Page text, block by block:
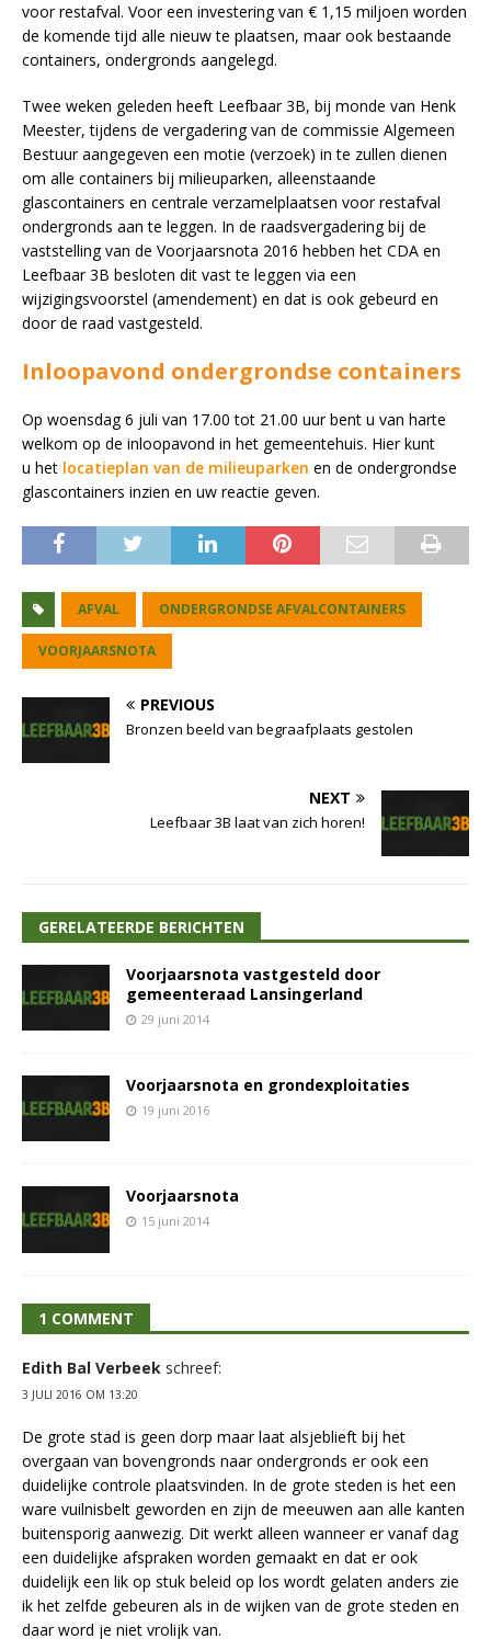
voor restafval. Voor een investering van € 1,15 miljoen worden
de komende tijd alle nieuw te plaatsen, maar ook bestaande
containers, ondergronds aangelegd.
Twee weken geleden heeft Leefbaar 3B, bij monde van Henk
Meester, tijdens de vergadering van de commissie Algemeen
Bestuur aangegeven een motie (verzoek) in te zullen dienen
om alle containers bij milieuparken, alleenstaande
glascontainers en centrale verzamelplaatsen voor restafval
ondergronds aan te leggen. In de raadsvergadering bij de
vaststelling van de Voorjaarsnota 2016 hebben het CDA en
Leefbaar 3B besloten dit vast te leggen via een
wijzigingsvoorstel (amendement) en dat is ook gebeurd en
door de raad vastgesteld.
Inloopavond ondergrondse containers
Op woensdag 6 juli van 17.00 tot 21.00 uur bent u van harte
welkom op de inloopavond in het gemeentehuis. Hier kunt
u het locatieplan van de milieuparken en de ondergrondse
glascontainers inzien en uw reactie geven.
AFVAL ONDERGRONDSE AFVALCONTAINERS
VOORJAARSNOTA
PREVIOUS
Bronzen beeld van begraafplaats gestolen
NEXT
Leefbaar 3B laat van zich horen!
GERELATEERDE BERICHTEN
Voorjaarsnota vastgesteld door
gemeenteraad Lansingerland
29 juni 2014
Voorjaarsnota en grondexploitaties
19 juni 2016
Voorjaarsnota
15 juni 2014
1 COMMENT
Edith Bal Verbeek schreef:
3 JULI 2016 OM 13:20
De grote stad is geen dorp maar laat alsjeblieft bij het
overgaan van bovengronds naar ondergronds er ook een
duidelijke controle plaatsvinden. In de grote steden is het een
ware vuilnisbelt geworden en zijn de meeuwen aan alle kanten
buitensporig aanwezig. Dit werkt alleen wanneer er vanaf dag
een duidelijke afspraken worden gemaakt en dat er ook
duidelijk een lik op stuk beleid op los wordt gelaten anders zie
ik het zelfde gebeuren als in de wijken van de grote steden en
daar word je niet vrolijk van.